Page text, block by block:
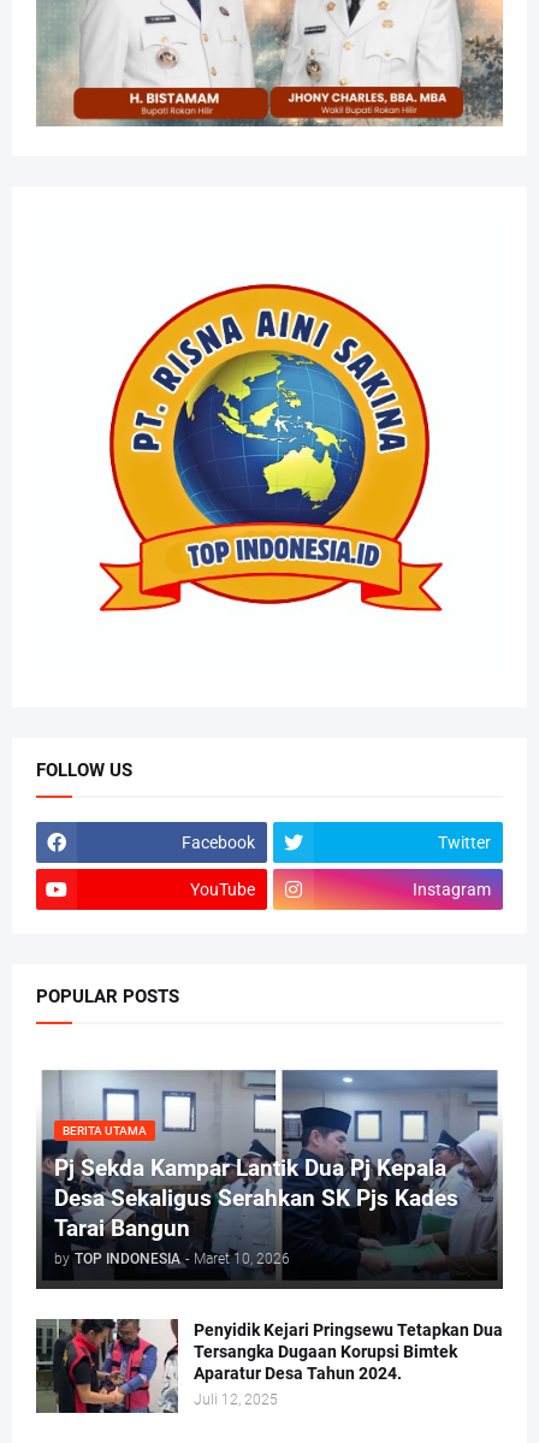
FOLLOW US
Facebook Twitter
YouTube Instagram
POPULAR POSTS
BERITA UTAMA
Pj Sekda Kampar Lantik Dua Pj Kepala
Desa Sekaligus Serahkan SK Pjs Kades
Tarai Bangun
by TOP INDONESIA - Maret 10, 2026
Penyidik Kejari Pringsewu Tetapkan Dua
Tersangka Dugaan Korupsi Bimtek
Aparatur Desa Tahun 2024.
Juli 12, 2025